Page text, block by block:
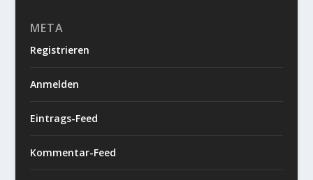
META
Registrieren
Anmelden
Eintrags-Feed
Kommentar-Feed